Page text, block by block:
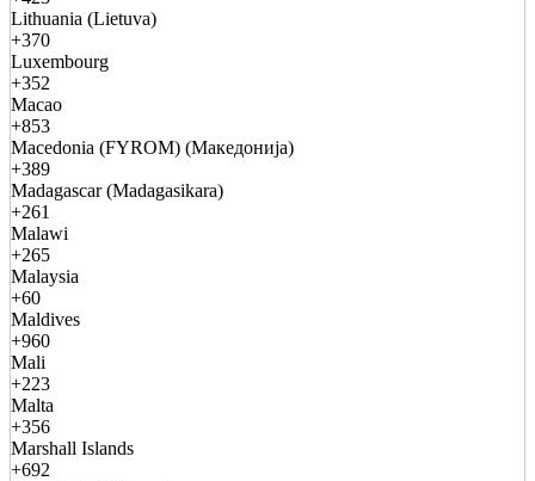
Lithuania (Lietuva)
+370
Luxembourg
+352
Macao
+853
Macedonia (FYROM) (Македонија)
+389
Madagascar (Madagasikara)
+261
Malawi
+265
Malaysia
+60
Maldives
+960
Mali
+223
Malta
+356
Marshall Islands
+692